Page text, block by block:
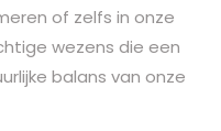
of zelfs in onze
wezens die een
balans van onze